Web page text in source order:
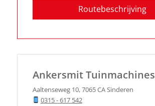
Routebeschrijving
Ankersmit Tuinmachines
Aaltenseweg 10,7065 CASinderen
0315 - 617 542